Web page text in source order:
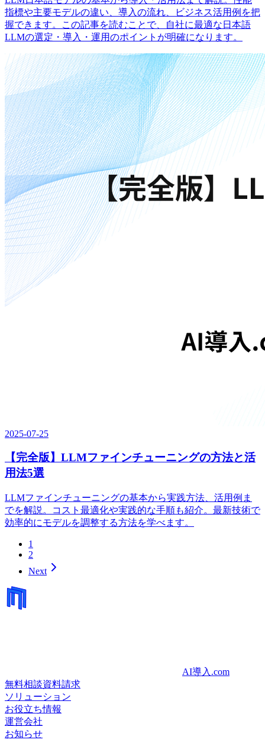
指標や主要モデルの違い、導入の流れ、ビジネス活用例を把
握できます。この記事を読むことで、自社に最適な日本語
LLMの選定・導入・運用のポイントが明確になります。
2025-07-25
【完全版】LLMファインチューニングの方法と活
用法5選
LLMファインチューニングの基本から実践方法、活用例ま
でを解説。コスト最適化や実践的な手順も紹介。最新技術で
効率的にモデルを調整する方法を学べます。
1
2
Next
AI導入.com
無料相談資料請求
ソリューション
お役立ち情報
運営会社
お知らせ